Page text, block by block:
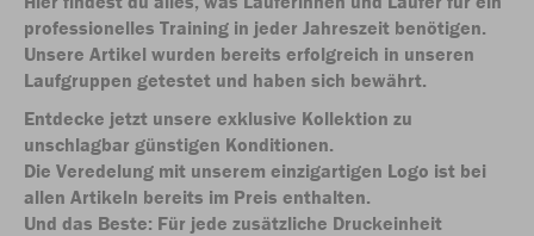
professionelles Training in jeder Jahreszeit benötigen.
Unsere Artikel wurden bereits erfolgreich in unseren
Laufgruppen getestet und haben sich bewährt.
Entdecke jetzt unsere exklusive Kollektion zu
unschlagbar günstigen Konditionen.
Die Veredelung mit unserem einzigartigen Logo ist bei
allen Artikeln bereits im Preis enthalten.
Und das Beste: Für jede zusätzliche Druckeinheit